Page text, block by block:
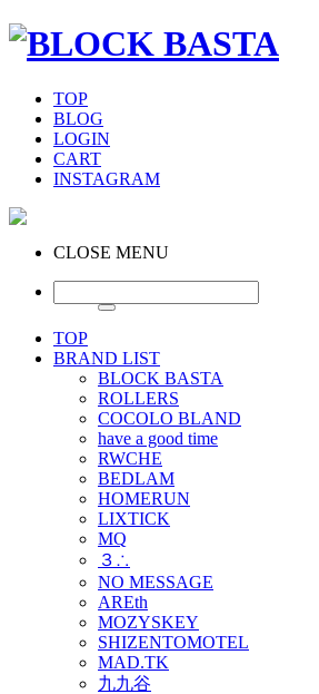
TOP
BLOG
LOGIN
CART
INSTAGRAM
CLOSE MENU
TOP
BRAND LIST
BLOCK BASTA
ROLLERS
COCOLO BLAND
have a good time
RWCHE
BEDLAM
HOMERUN
LIXTICK
MQ
３∴
NO MESSAGE
AREth
MOZYSKEY
SHIZENTOMOTEL
MAD.TK
九九谷